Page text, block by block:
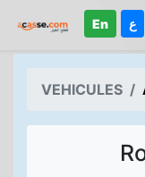
En ع
VEHICULES